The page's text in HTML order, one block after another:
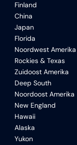
Finland
China
Japan
Florida
Noordwest Amerika
Rockies & Texas
Zuidoost Amerika
Deep South
Noordoost Amerika
New England
Hawaii
Alaska
Yukon